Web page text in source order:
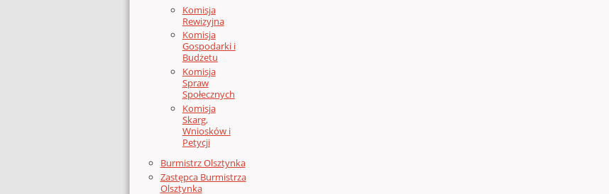
Komisja
Rewizyjna
Komisja
Gospodarki i
Budżetu
Komisja
Spraw
Społecznych
Komisja
Skarg,
Wniosków i
Petycji
Burmistrz Olsztynka
Zastępca Burmistrza
Olsztynka